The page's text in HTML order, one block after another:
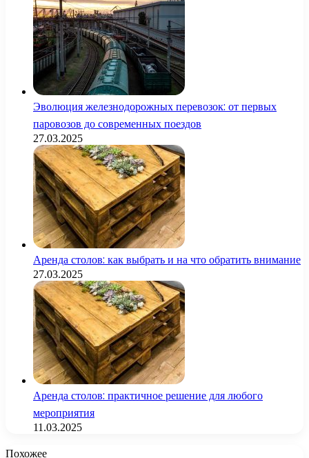
Эволюция железнодорожных перевозок: от первых
паровозов до современных поездов
27.03.2025
Аренда столов: как выбрать и на что обратить внимание
27.03.2025
Аренда столов: практичное решение для любого
мероприятия
11.03.2025
Похожее